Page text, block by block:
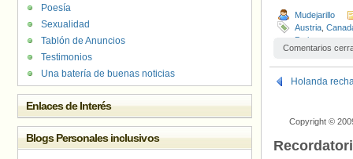
Mudejarillo
Austria
Putin
Comentarios
Holanda
Copyright ©
Poesía
Sexualidad
Tablón de Anuncios
Testimonios
Una batería de buenas noticias
Enlaces de Interés
Blogs Personales inclusivos